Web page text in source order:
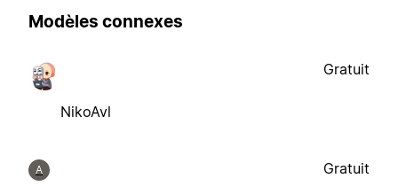
Modèles connexes
NikoAvl
Gratuit
A Gratuit